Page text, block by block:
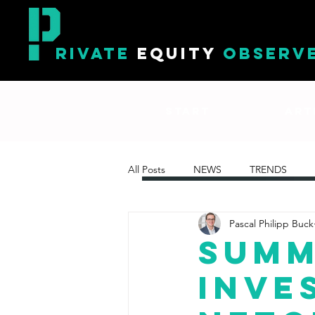
RIVATE EQUITY
All Posts NEWS TRENDS
Pascal Philipp Buck